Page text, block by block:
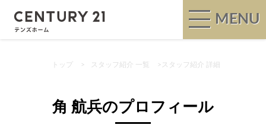
MENU
トップ > スタッフ紹介 一覧 > スタッフ紹介 詳細
角 航兵のプロフィール